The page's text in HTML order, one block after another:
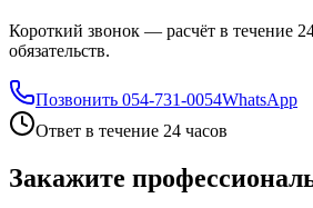
Короткий звонок — расчёт в течение
обязательств.
Позвонить 054-731-0054WhatsApp
Ответ в течение 24 часов
Закажите